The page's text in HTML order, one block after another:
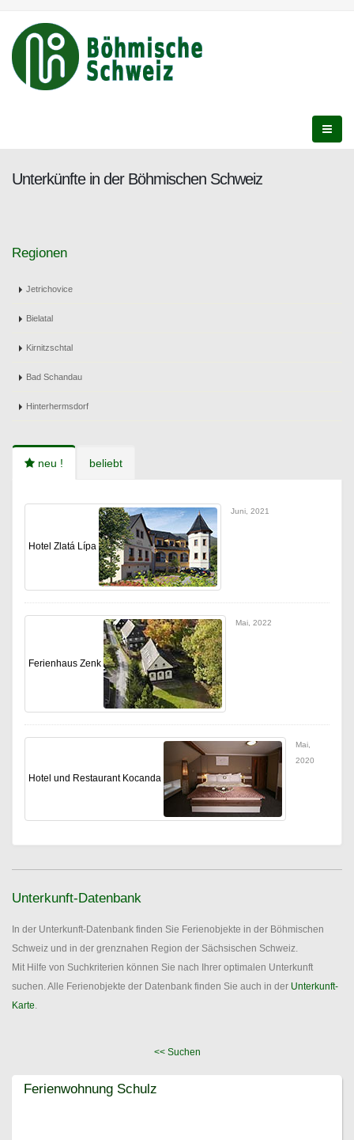
Unterkünfte in der Böhmischen Schweiz
Regionen
Jetrichovice
Bielatal
Kirnitzschtal
Bad Schandau
Hinterhermsdorf
neu ! beliebt
Hotel Zlatá Lípa
Juni, 2021
Ferienhaus Zenk
Mai, 2022
Hotel und Restaurant Kocanda
Mai,
2020
Unterkunft-Datenbank
In der Unterkunft-Datenbank finden Sie Ferienobjekte in der Böhmischen
Schweiz und in der grenznahen Region der Sächsischen Schweiz.
Mit Hilfe von Suchkriterien können Sie nach Ihrer optimalen Unterkunft
suchen. Alle Ferienobjekte der Datenbank finden Sie auch in der Unterkunft-
Karte.
<< Suchen
Ferienwohnung Schulz
Ferienwohnung Schulz